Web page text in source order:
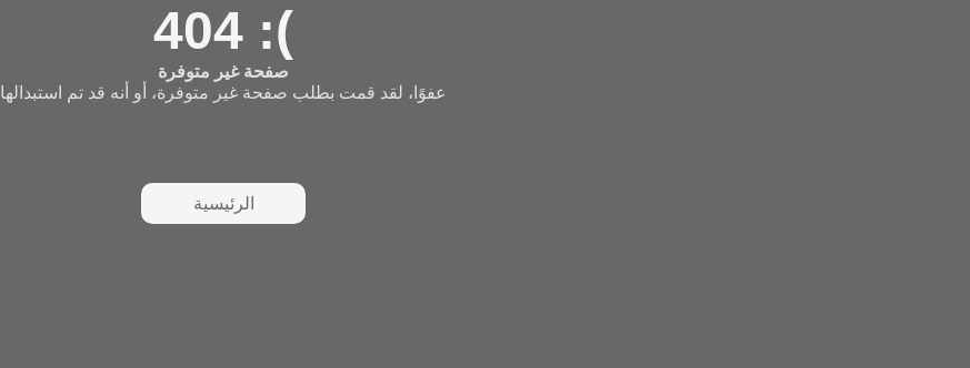
404 :(
صفحة غير متوفرة
عفوًا، لقد قمت بطلب صفحة غير متوفرة، أو أنه قد تم استبدالها
الرئيسية